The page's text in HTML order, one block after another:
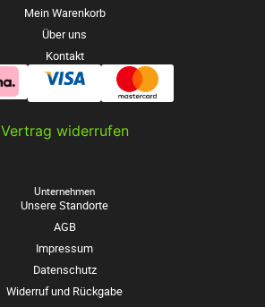
Mein Warenkorb
Über uns
Kontakt
Vertrag widerrufen
Unternehmen
Unsere Standorte
AGB
Impressum
Datenschutz
Widerruf und Rückgabe